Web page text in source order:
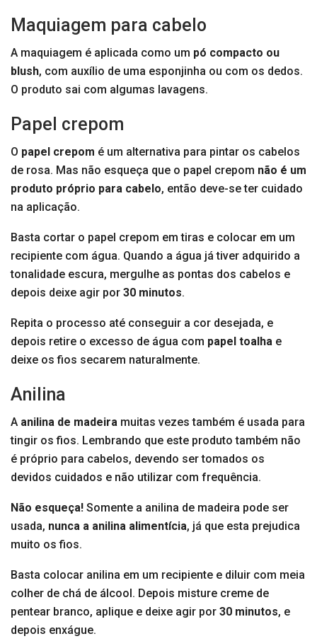
Maquiagem para cabelo
A maquiagem é aplicada como um pó compacto ou
blush, com auxílio de uma esponjinha ou com os dedos.
O produto sai com algumas lavagens.
Papel crepom
O papel crepom é um alternativa para pintar os cabelos
de rosa. Mas não esqueça que o papel crepom não é um
produto próprio para cabelo, então deve-se ter cuidado
na aplicação.
Basta cortar o papel crepom em tiras e colocar em um
recipiente com água. Quando a água já tiver adquirido a
tonalidade escura, mergulhe as pontas dos cabelos e
depois deixe agir por 30 minutos.
Repita o processo até conseguir a cor desejada, e
depois retire o excesso de água com papel toalha e
deixe os fios secarem naturalmente.
Anilina
A anilina de madeira muitas vezes também é usada para
tingir os fios. Lembrando que este produto também não
é próprio para cabelos, devendo ser tomados os
devidos cuidados e não utilizar com frequência.
Não esqueça! Somente a anilina de madeira pode ser
usada, nunca a anilina alimentícia, já que esta prejudica
muito os fios.
Basta colocar anilina em um recipiente e diluir com meia
colher de chá de álcool. Depois misture creme de
pentear branco, aplique e deixe agir por 30 minutos, e
depois enxágue.